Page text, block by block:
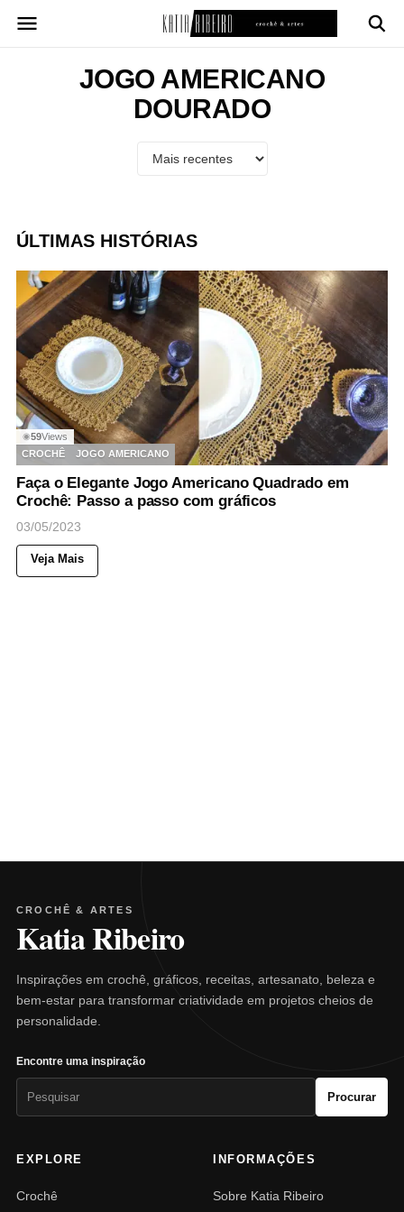
para
JOGO AMERICANO
DOURADO
ÚLTIMAS HISTÓRIAS
◉59Views
CROCHÊ
JOGO AMERICANO
Faça o Elegante Jogo Americano Quadrado em
Crochê: Passo a passo com gráficos
03/05/2023
Veja Mais
CROCHÊ & ARTES
Katia Ribeiro
Inspirações em crochê, gráficos, receitas, artesanato, beleza e
bem-estar para transformar criatividade em projetos cheios de
personalidade.
Encontre uma inspiração
Procurar
EXPLORE
Crochê
INFORMAÇÕES
Sobre Katia Ribeiro